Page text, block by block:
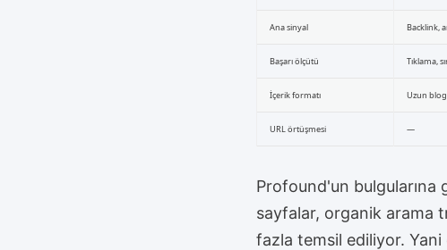
Ana sinyal Backlink,
Başarı ölçütü Tıklama,
İçerik formatı Uzun blog
URL örtüşmesi —
Profound'un bulgularına
sayfalar, organik arama
fazla temsil ediliyor.